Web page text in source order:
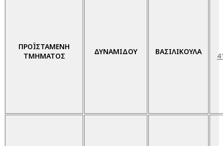
ΠΡΟΪΣΤΑΜΕΝΗ
ΤΜΗΜΑΤΟΣ
ΔΥΝΑΜΙΔΟΥ ΒΑΣΙΛΙΚΟΥΛΑ